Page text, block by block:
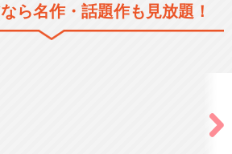
ら名作・話題作も見放題！